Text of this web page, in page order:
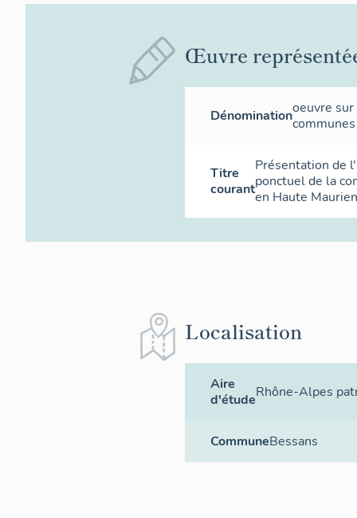
Œuvre
Dénominationoeuvre
communes
Titre
courant
Présentation de
ponctuel de la
en Haute
Localisation
Aire
d'étudeRhône-Alpes
CommuneBessans